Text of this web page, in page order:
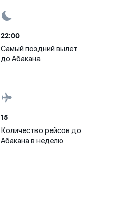
22:00
Самый поздний вылет
до Абакана
15
Количество рейсов до
Абакана в неделю